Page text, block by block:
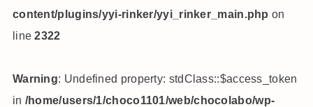
content/plugins/yyi-rinker/yyi_rinker_main.php on
line2322
Warning: Undefined property: stdClass::$access_token
in /home/users/1/choco1101/web/chocolabo/wp-